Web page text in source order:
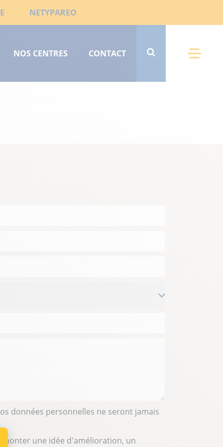
NETYPAREO
NOS CENTRES CONTACT
Menu
données personnelles ne seront jamais
une idée d'amélioration, un